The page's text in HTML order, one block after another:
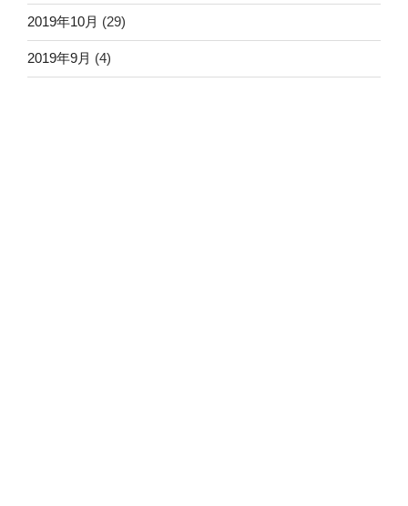
2019年10月 (29)
2019年9月 (4)